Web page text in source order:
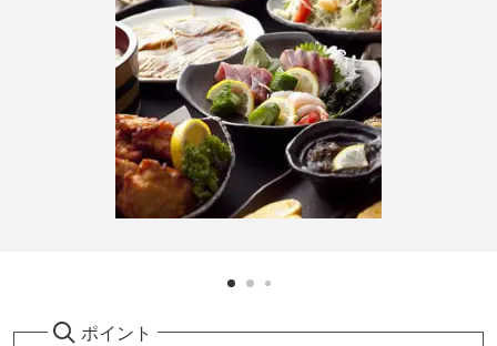
ポイント